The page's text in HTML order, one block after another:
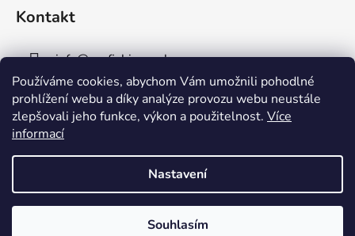
Používáme cookies, abychom Vám umožnili pohodlné
prohlížení webu a díky analýze provozu webu neustále
zlepšovali jeho funkce, výkon a použitelnost. Více
informací
Nastavení
Souhlasím
Kontakt
info@aaafishingpraha.cz
778 011 878
Vytvořil Shoptet
AAA Fishing Praha s.r.o.